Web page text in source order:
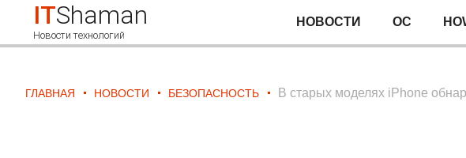
ITShaman
Новости технологий
НОВОСТИ ОС
ГЛАВНАЯ НОВОСТИ БЕЗОПАСНОСТЬ В старых моделях iPhone